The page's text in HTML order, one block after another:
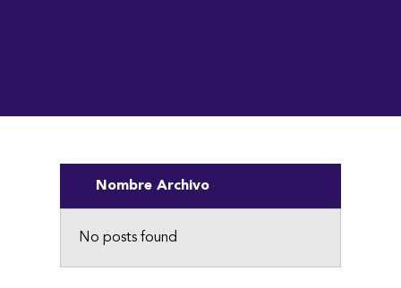
Nombre Archivo
No posts found